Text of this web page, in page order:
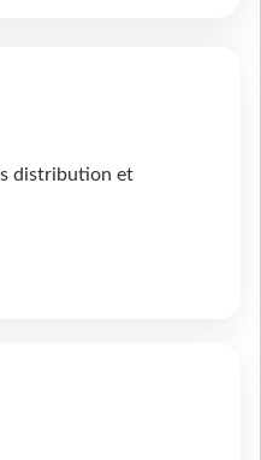
distribution et